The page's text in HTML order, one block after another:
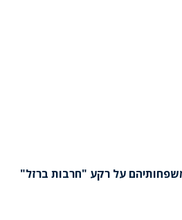
על רקע "חרבות ברזל"